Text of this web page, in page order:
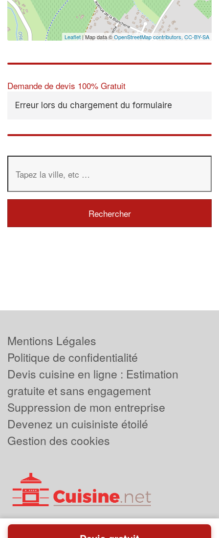
Leaflet | Map data ©OpenStreetMap contributors, CC-BY-SA
Demande de devis 100% Gratuit
Erreur lors du chargement du formulaire
Mentions Légales
Politique de confidentialité
Devis cuisine en ligne : Estimation
gratuite et sans engagement
Suppression de mon entreprise
Devenez un cuisiniste étoilé
Gestion des cookies